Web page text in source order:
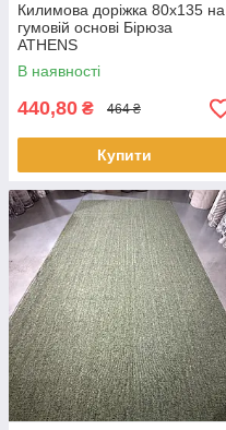
Килимова доріжка 80х135 на
гумовій основі Бірюза
ATHENS
В наявності
440,80 ₴ 464 ₴
Купити